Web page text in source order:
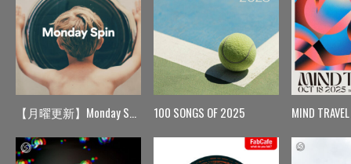
【月曜更新】Monday Spin 100 SONGS OF 2025 MIND TRAVEL